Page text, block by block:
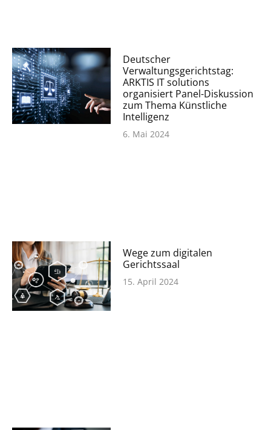
Deutscher
Verwaltungsgerichtstag:
ARKTIS IT solutions
organisiert Panel-Diskussion
zum Thema Künstliche
Intelligenz
6. Mai 2024
Wege zum digitalen
Gerichtssaal
15. April 2024